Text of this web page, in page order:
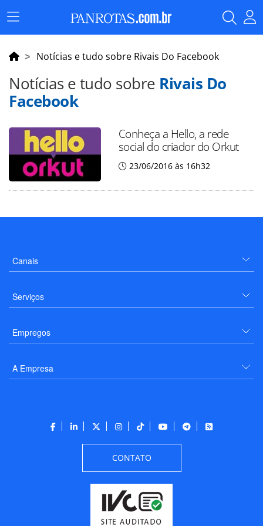
Menu
Principal
Notícias e tudo sobre Rivais Do Facebook
Notícias e tudo sobre Rivais Do
Facebook
Conheça a Hello, a rede
social do criador do Orkut
23/06/2016 às 16h32
Canais
Serviços
Empregos
A Empresa
CONTATO